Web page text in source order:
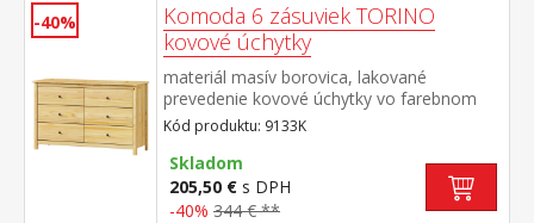
-40%
Komoda 6 zásuviek TORINO
kovové úchytky
materiál masív borovica, lakované
prevedenie kovové úchytky vo farebnom
prevedení černená mosadz šesť zásuviek s
kovovými pojazdmi
Kód produktu: 9133K
Skladom
205,50 € s DPH
-40% 344 € **